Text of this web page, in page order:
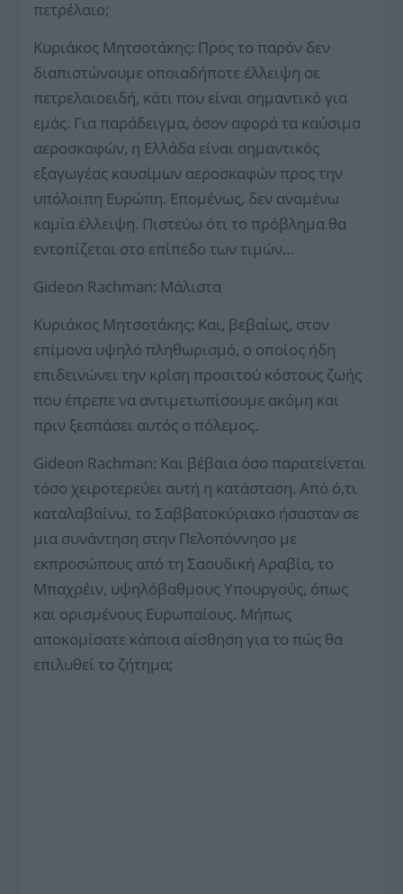
πετρέλαιο;
Κυριάκος Μητσοτάκης: Προς το παρόν δεν
διαπιστώνουμε οποιαδήποτε έλλειψη σε
πετρελαιοειδή, κάτι που είναι σημαντικό για
εμάς. Για παράδειγμα, όσον αφορά τα καύσιμα
αεροσκαφών, η Ελλάδα είναι σημαντικός
εξαγωγέας καυσίμων αεροσκαφών προς την
υπόλοιπη Ευρώπη. Επομένως, δεν αναμένω
καμία έλλειψη. Πιστεύω ότι το πρόβλημα θα
εντοπίζεται στο επίπεδο των τιμών…
Gideon Rachman: Μάλιστα
Κυριάκος Μητσοτάκης: Και, βεβαίως, στον
επίμονα υψηλό πληθωρισμό, ο οποίος ήδη
επιδεινώνει την κρίση προσιτού κόστους ζωής
που έπρεπε να αντιμετωπίσουμε ακόμη και
πριν ξεσπάσει αυτός ο πόλεμος.
Gideon Rachman: Και βέβαια όσο παρατείνεται
τόσο χειροτερεύει αυτή η κατάσταση. Από ό,τι
καταλαβαίνω, το Σαββατοκύριακο ήσασταν σε
μια συνάντηση στην Πελοπόννησο με
εκπροσώπους από τη Σαουδική Αραβία, το
Μπαχρέιν, υψηλόβαθμους Υπουργούς, όπως
και ορισμένους Ευρωπαίους. Μήπως
αποκομίσατε κάποια αίσθηση για το πώς θα
επιλυθεί το ζήτημα;